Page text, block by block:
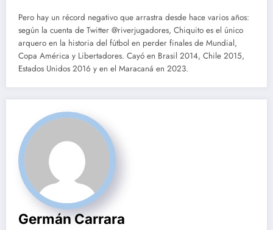
Pero hay un récord negativo que arrastra desde hace varios años:
según la cuenta de Twitter @riverjugadores, Chiquito es el único
arquero en la historia del fútbol en perder finales de Mundial,
Copa América y Libertadores. Cayó en Brasil 2014, Chile 2015,
Estados Unidos 2016 y en el Maracaná en 2023.
Germán Carrara